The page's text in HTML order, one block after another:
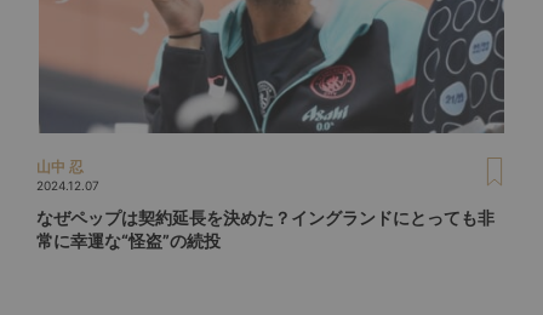
山中 忍
2024.12.07
なぜペップは契約延長を決めた？イングランドにとっても非
常に幸運な“怪盗”の続投